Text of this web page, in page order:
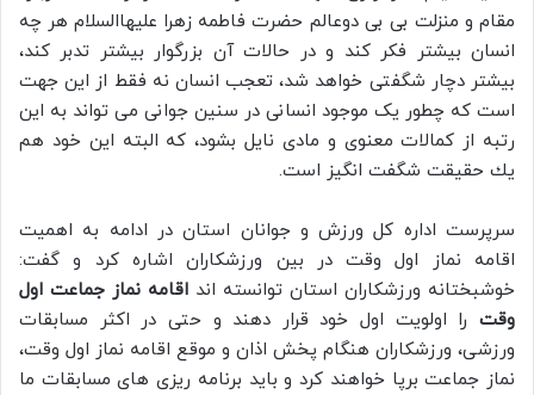
مقام و منزلت بی بی دوعالم حضرت فاطمه زهرا عليهاالسلام هر چه
انسان بيشتر فكر كند و در حالات آن بزرگوار بيشتر تدبر كند،
بيشتر دچار شگفتى خواهد شد، تعجب انسان نه فقط از اين جهت
است كه چطور يک موجود انسانى در سنين جوانى مى تواند به اين
رتبه از كمالات معنوى و مادى نايل بشود، كه البته اين خود هم
يك حقيقت شگفت انگيز است.
سرپرست اداره کل ورزش و جوانان استان در ادامه به اهمیت
اقامه نماز اول وقت در بین ورزشکاران اشاره کرد و گفت:
خوشبختانه ورزشکاران استان توانسته اند اقامه نماز جماعت اول
وقت را اولویت اول خود قرار دهند و حتی در اکثر مسابقات
ورزشی، ورزشکاران هنگام پخش اذان و موقع اقامه نماز اول وقت،
نماز جماعت برپا خواهند کرد و باید برنامه ریزی های مسابقات ما